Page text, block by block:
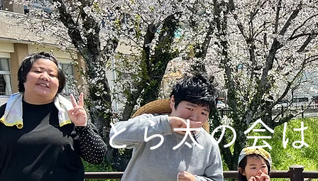
とら太の会